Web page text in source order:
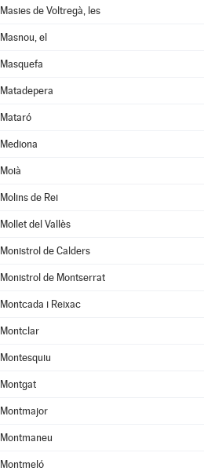
Masies de Voltregà, les
Masnou, el
Masquefa
Matadepera
Mataró
Mediona
Moià
Molins de Rei
Mollet del Vallès
Monistrol de Calders
Monistrol de Montserrat
Montcada i Reixac
Montclar
Montesquiu
Montgat
Montmajor
Montmaneu
Montmeló